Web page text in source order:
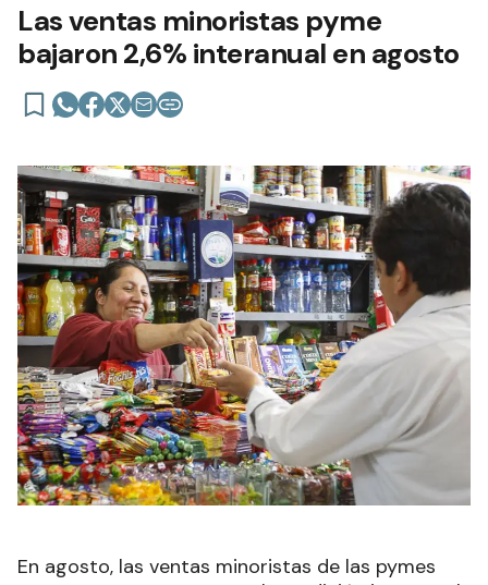
Las ventas minoristas pyme
bajaron 2,6% interanual en agosto
En agosto, las ventas minoristas de las pymes